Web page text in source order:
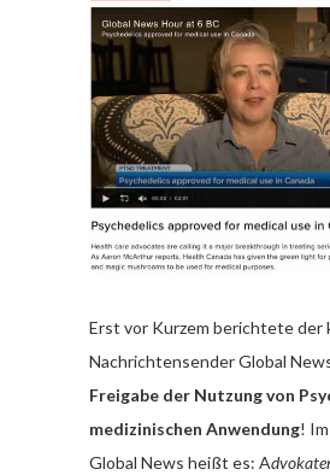
Erst vor Kurzem berichtete der
Nachrichtensender Global
Freigabe der Nutzung von
medizinischen Anwendung!
Global News heißt es: A